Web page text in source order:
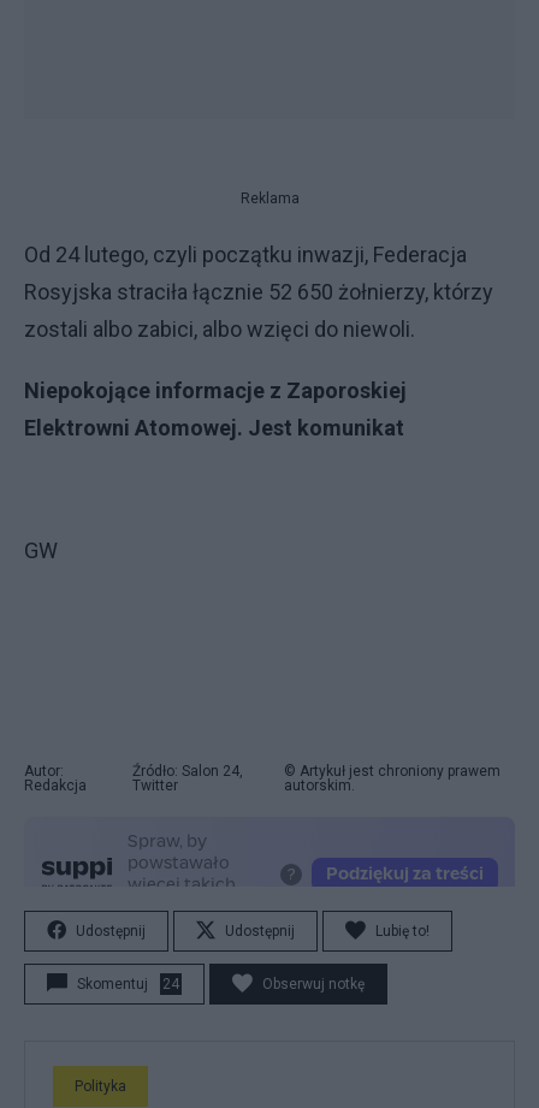
Reklama
Od 24 lutego, czyli początku inwazji, Federacja
Rosyjska straciła łącznie 52 650 żołnierzy, którzy
zostali albo zabici, albo wzięci do niewoli.
Niepokojące informacje z Zaporoskiej
Elektrowni Atomowej. Jest komunikat
GW
Autor:
Redakcja
Źródło: Salon 24,
Twitter
© Artykuł jest chroniony prawem
autorskim.
Udostępnij Udostępnij Lubię to!
Skomentuj 24 Obserwuj notkę
Polityka